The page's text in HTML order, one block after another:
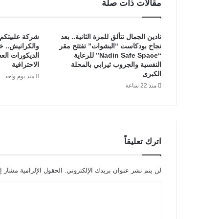
غ
ل
ف
ا
أ
ث
ا
مقالات ذات صلة
نادين الجمال تتألق للمرة الثانية.. بعد
نجاح بودكاست “البشوات” تفتتح مقر
“Nadin Safe Space” للرعاية
النفسية والجروب ثيرابي بالمحلة
الكبرى
منذ 22 ساعة
شركة
والكرانيش..
الديكورات
الاحترافية
منذ يوم واحد
اترك تعليقاً
لن يتم نشر عنوان بريدك الإلكتروني. الحقول الإلزامية مشار